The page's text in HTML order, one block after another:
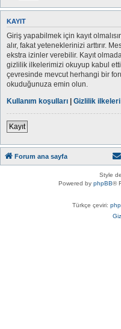
KAYIT
Giriş yapabilmek için kayıt
alır, fakat yeteneklerinizi arttırır.
ekstra izinler verebilir. Kayıt
gizlilik ilkelerimizi okuyup kabul
çevresinde mevcut herhangi bir
okuduğunuza emin olun.
Kullanım koşulları | Gizlilik ilkeleri
Kayıt
Forum ana sayfa
Style
Powered by phpBB®
Türkçe çeviri: